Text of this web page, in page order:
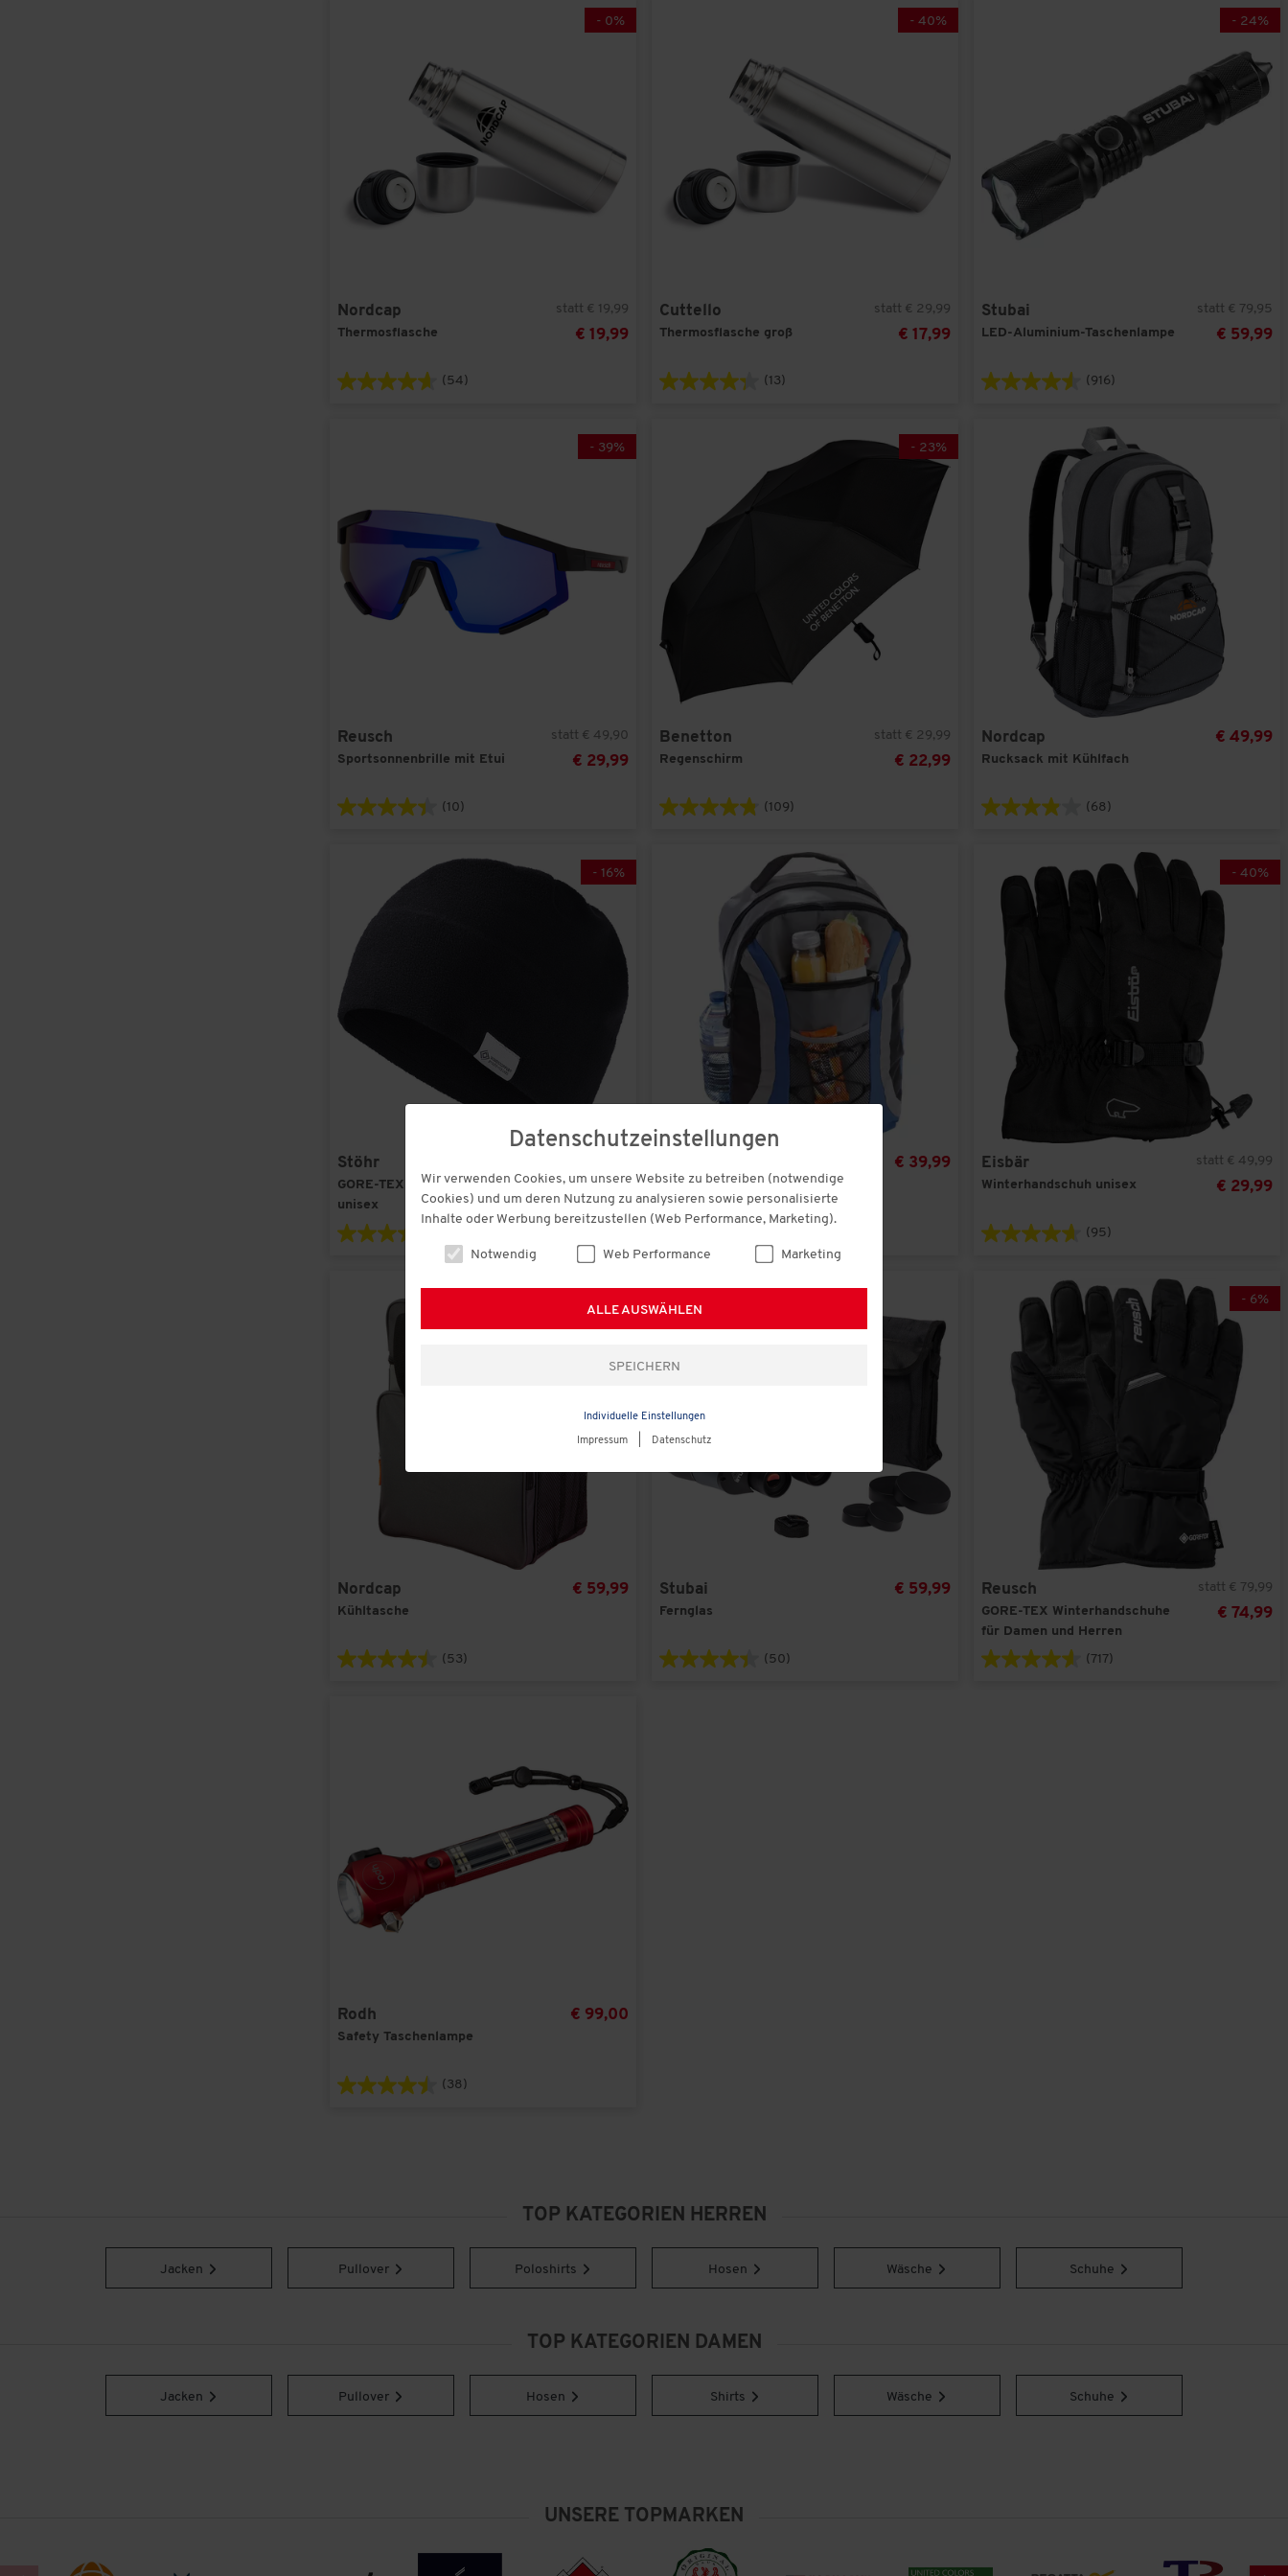
- 0%
Nordcap
Thermosflasche
statt € 19,99
€ 19,99
(54)
- 40%
Cuttello
Thermosflasche groß
statt € 29,99
€ 17,99
(13)
- 24%
Stubai
LED-Aluminium-Taschenlampe
statt € 79,95
€ 59,99
(916)
- 39%
Reusch
Sportsonnenbrille mit Etui
statt € 49,90
€ 29,99
(10)
- 23%
Benetton
Regenschirm
statt € 29,99
€ 22,99
(109)
Nordcap
Rucksack mit Kühlfach
€ 49,99
(68)
- 16%
Stöhr
GORE-TEX-Windstopper Mütze
unisex
€ 24,99 Rucksack mit Kühlfach
€ 39,99
- 40%
Eisbär
Winterhandschuh unisex
statt € 49,99
€ 29,99
(95)
Nordcap
Kühltasche
€ 59,99
(53)
Stubai
Fernglas
€ 59,99
(50)
- 6%
Reusch
GORE-TEX Winterhandschuhe
für Damen und Herren
statt € 79,99
€ 74,99
(717)
Rodh
Safety Taschenlampe
€ 99,00
(38)
TOP KATEGORIEN HERREN
Jacken Pullover Poloshirts Hosen Wäsche Schuhe
TOP KATEGORIEN DAMEN
Jacken Pullover Hosen Shirts Wäsche Schuhe
UNSERE TOPMARKEN
Datenschutzeinstellungen
Wir verwenden Cookies, um unsere Website zu betreiben (notwendige
Cookies) und um deren Nutzung zu analysieren sowie personalisierte
Inhalte oder Werbung bereitzustellen (Web Performance, Marketing).
Notwendig Web Performance Marketing
ALLE AUSWÄHLEN
Individuelle Einstellungen
Impressum Datenschutz